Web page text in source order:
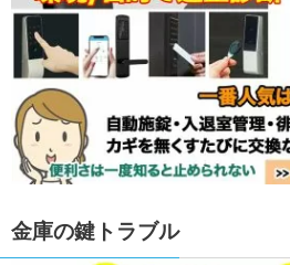
金庫の鍵トラブル